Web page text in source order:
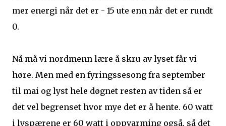
mer energi når det er - 15 ute enn når det er rundt
0.
Nå må vi nordmenn lære å skru av lyset får vi
høre. Men med en fyringssesong fra september
til mai og lyst hele døgnet resten av tiden så er
det vel begrenset hvor mye det er å hente. 60 watt
i lyspærene er 60 watt i oppvarming også, så det